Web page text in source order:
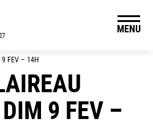
MENU
9 FEV – 14H
9 FEV –